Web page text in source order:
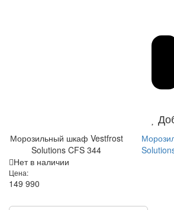
Морозильный шкаф Vestfrost
Solutions CFS 344
Нет в наличии
Цена:
149 990